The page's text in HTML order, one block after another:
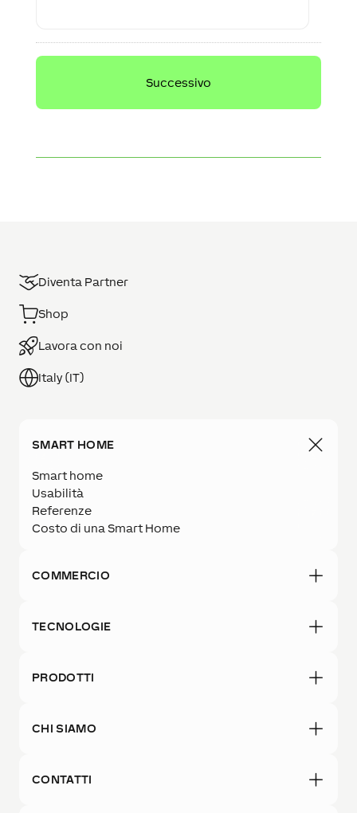
Diventa Partner
Shop
Lavora con noi
Italy (IT)
SMART HOME
Smart home
Usabilità
Referenze
Costo di una Smart Home
COMMERCIO
TECNOLOGIE
PRODOTTI
CHI SIAMO
CONTATTI